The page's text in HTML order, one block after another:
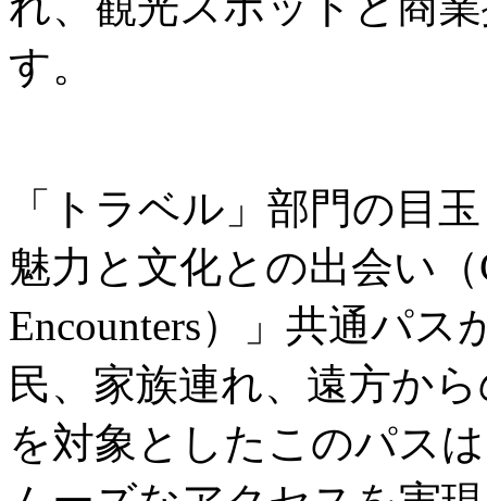
す。
「トラベル」部門の目
魅力と文化との出会い（
Encounters）」共通パ
民、家族連れ、遠方か
を対象としたこのパス